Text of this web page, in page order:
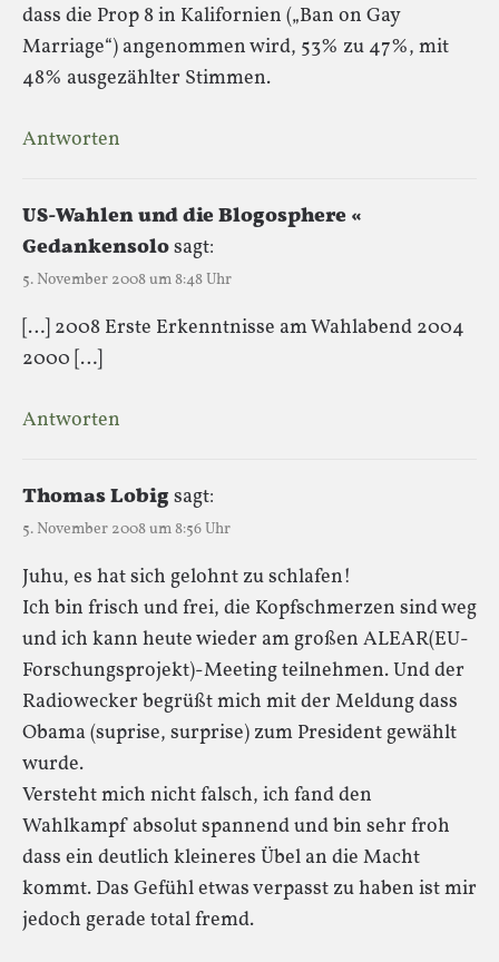
dass die Prop 8 in Kalifornien („Ban on Gay
Marriage“) angenommen wird, 53% zu 47%, mit
48% ausgezählter Stimmen.
Antworten
US-Wahlen und die Blogosphere «
Gedankensolosagt:
5. November 2008 um 8:48 Uhr
[…] 2008 Erste Erkenntnisse am Wahlabend 2004
2000 […]
Antworten
Thomas Lobigsagt:
5. November 2008 um 8:56 Uhr
Juhu, es hat sich gelohnt zu schlafen!
Ich bin frisch und frei, die Kopfschmerzen sind weg
und ich kann heute wieder am großen ALEAR(EU-
Forschungsprojekt)-Meeting teilnehmen. Und der
Radiowecker begrüßt mich mit der Meldung dass
Obama (suprise, surprise) zum President gewählt
wurde.
Versteht mich nicht falsch, ich fand den
Wahlkampf absolut spannend und bin sehr froh
dass ein deutlich kleineres Übel an die Macht
kommt. Das Gefühl etwas verpasst zu haben ist mir
jedoch gerade total fremd.